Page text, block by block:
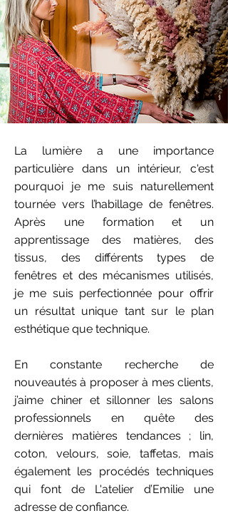
La lumière a une importance
particulière dans un intérieur, c'est
pourquoi je me suis naturellement
tournée vers l’habillage de fenêtres.
Après une formation et un
apprentissage des matières, des
tissus, des différents types de
fenêtres et des mécanismes utilisés,
je me suis perfectionnée pour offrir
un résultat unique tant sur le plan
esthétique que technique.
En constante recherche de
nouveautés à proposer à mes clients,
j’aime chiner et sillonner les salons
professionnels en quête des
dernières matières tendances ; lin,
coton, velours, soie, taffetas, mais
également les procédés techniques
qui font de L'atelier d’Emilie une
adresse de confiance.